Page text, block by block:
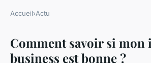
Comment tester une
Accueil›Actu
Comment savoir si mon
business est bonne ?